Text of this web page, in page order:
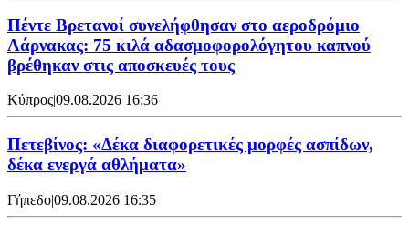
Πέντε Βρετανοί συνελήφθησαν στο αεροδρόμιο
Λάρνακας: 75 κιλά αδασμοφορολόγητου καπνού
βρέθηκαν στις αποσκευές τους
Κύπρος|09.08.2026 16:36
Πετεβίνος: «Δέκα διαφορετικές μορφές ασπίδων,
δέκα ενεργά αθλήματα»
Γήπεδο|09.08.2026 16:35